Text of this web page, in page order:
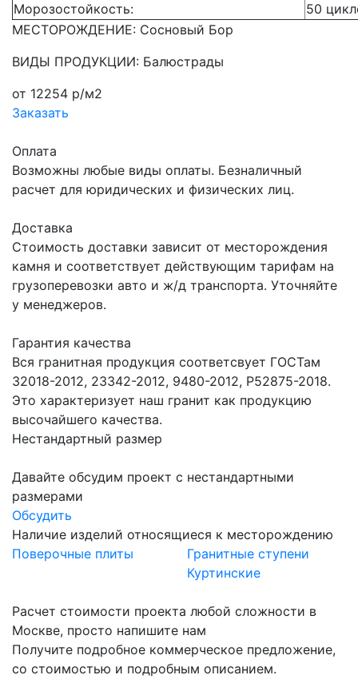
Морозостойкость:
50
МЕСТОРОЖДЕНИЕ: Сосновый Бор
ВИДЫ ПРОДУКЦИИ: Балюстрады
от 12254 р/м2
Заказать
Оплата
Возможны любые виды оплаты. Безналичный
расчет для юридических и физических лиц.
Доставка
Стоимость доставки зависит от месторождения
камня и соответствует действующим тарифам на
грузоперевозки авто и ж/д транспорта. Уточняйте
у менеджеров.
Гарантия качества
Вся гранитная продукция соответсвует ГОСТам
32018-2012, 23342-2012, 9480-2012, Р52875-2018.
Это характеризует наш гранит как продукцию
высочайшего качества.
Нестандартный размер
Давайте обсудим проект с нестандартными
размерами
Обсудить
Наличие изделий относящиеся к месторождению
Поверочные плиты
Гранитные ступени
Куртинские
Расчет стоимости проекта любой сложности в
Москве, просто напишите нам
Получите подробное коммерческое предложение,
со стоимостью и подробным описанием.